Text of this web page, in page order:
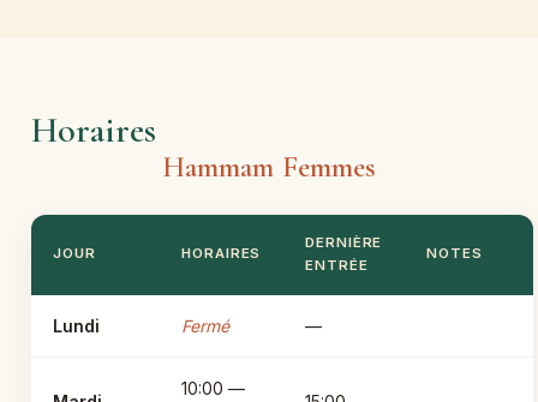
Horaires
Hammam Femmes
JOUR HORAIRES
DERNIÈRE
ENTRÉE
NOTES
Lundi Fermé —
10:00 —